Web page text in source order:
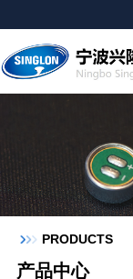
网站首页
关于我们
产品中心
新闻资讯
PRODUCTS
产品中心